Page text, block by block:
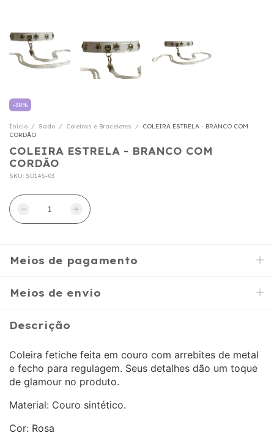
-30%
Início / Sado / Coleiras e Braceletes /
COLEIRA ESTRELA - BRANCO COM
CORDÃO
COLEIRA ESTRELA - BRANCO COM
CORDÃO
SKU: SD145-03
Meios de pagamento
Meios de envio
Descrição
Coleira fetiche feita em couro com arrebites de metal
e fecho para regulagem. Seus detalhes dão um toque
de glamour no produto.
Material: Couro sintético.
Cor: Rosa